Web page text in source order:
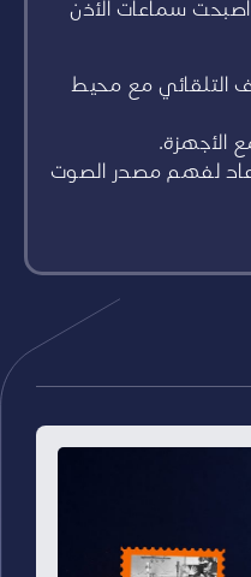
سماعات الأذن
التلقائي مع محيط
الأجهزة.
لفهم مصدر الصوت